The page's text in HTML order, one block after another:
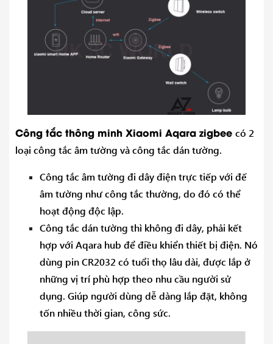
Công tắc thông minh Xiaomi Aqara zigbee có 2
loại công tắc âm tường và công tắc dán tường.
Công tắc âm tường đi dây điện trực tiếp với đế
âm tường như công tắc thường, do đó có thể
hoạt động độc lập.
Công tắc dán tường thì không đi dây, phải kết
hợp với Aqara hub để điều khiển thiết bị điện. Nó
dùng pin CR2032 có tuổi thọ lâu dài, được lắp ở
những vị trí phù hợp theo nhu cầu người sử
dụng. Giúp người dùng dễ dàng lắp đặt, không
tốn nhiều thời gian, công sức.